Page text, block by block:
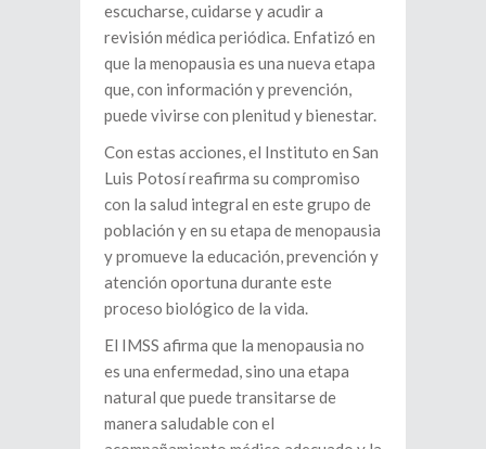
escucharse, cuidarse y acudir a
revisión médica periódica. Enfatizó en
que la menopausia es una nueva etapa
que, con información y prevención,
puede vivirse con plenitud y bienestar.
Con estas acciones, el Instituto en San
Luis Potosí reafirma su compromiso
con la salud integral en este grupo de
población y en su etapa de menopausia
y promueve la educación, prevención y
atención oportuna durante este
proceso biológico de la vida.
El IMSS afirma que la menopausia no
es una enfermedad, sino una etapa
natural que puede transitarse de
manera saludable con el